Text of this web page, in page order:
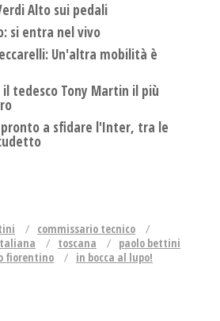
Alto sui pedali
si entra nel vivo
Un'altra mobilità è
tedesco Tony Martin il più
a sfidare l'Inter, tra le
commissario tecnico
toscana
paolo bettini
fiorentino in bocca al lupo!